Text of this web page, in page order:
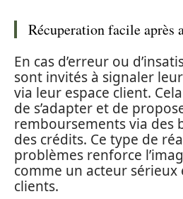
Récuperation facile après
En cas d’erreur ou
sont invités à signaler
via leur espace client.
de s’adapter et de
remboursements via des
des crédits. Ce type de
problèmes renforce
comme un acteur sérieux
clients.